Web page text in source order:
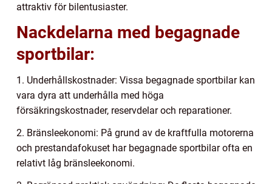
attraktiv för bilentusiaster.
Nackdelarna med begagnade
sportbilar:
1. Underhållskostnader: Vissa begagnade sportbilar kan
vara dyra att underhålla med höga
försäkringskostnader, reservdelar och reparationer.
2. Bränsleekonomi: På grund av de kraftfulla motorerna
och prestandafokuset har begagnade sportbilar ofta en
relativt låg bränsleekonomi.